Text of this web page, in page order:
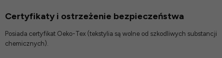
Certyfikaty i ostrzeżenie bezpieczeństwa
Posiada certyfikat Oeko-Tex (tekstylia są wolne od szkodliwych substancji
chemicznych).